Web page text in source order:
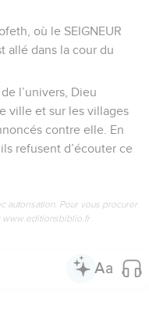
où le SEIGNEUR
allé dans la cour du
l’univers, Dieu
ville et sur les villages
contre elle. En
refusent d’écouter ce
autorisation. Pour vous procurer
www.editionsbiblio.fr